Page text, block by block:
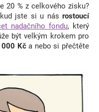
20 % z celkového zisku?
jste si u násrostoucí
nadačního fondu, který
být velkým krokem pro
000 Kča nebo si přečtěte